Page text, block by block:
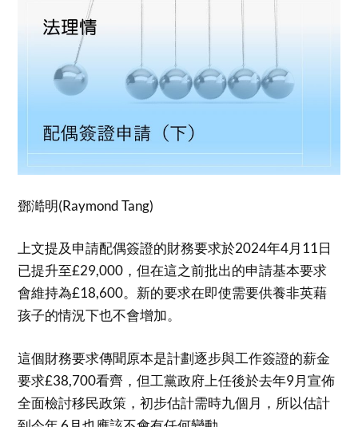
鄧澔明(Raymond Tang)
上文提及申請配偶簽證的財務要求於2024年4月11日
已提升至£29,000，但在這之前批出的申請基本要求
會維持為£18,600。新的要求在即使需要供養非英藉
孩子的情況下也不會增加。
這個財務要求傳聞原本是計劃逐步與工作簽證的薪金
要求£38,700看齊，但工黨政府上任後於去年9月宣佈
全面檢討移民政策，初步估計需時九個月，所以估計